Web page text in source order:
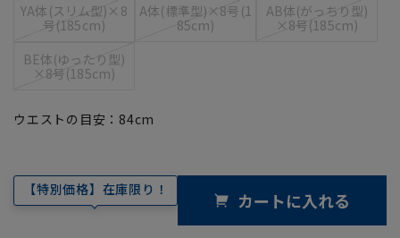
YA体(スリム型)×8
号(185cm)
A体(標準型)×8号(1
85cm)
AB体(がっちり型)
×8号(185cm)
BE体(ゆったり型)
×8号(185cm)
ウエストの目安： 84cm
【特別価格】在庫限り！ カートに入れる